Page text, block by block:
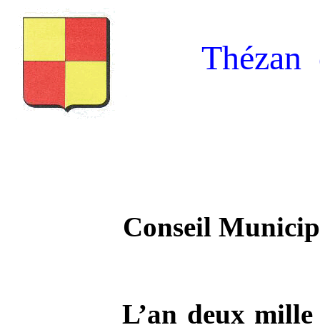
Thézan
Conseil
L’an deux